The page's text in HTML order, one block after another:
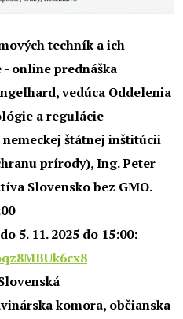
techník a ich
online prednáška
vedúca Oddelenia
a regulácie
štátnej inštitúcii
prírody), Ing. Peter
Slovensko bez GMO.
5. 11. 2025 do 15:00:
komora, občianska